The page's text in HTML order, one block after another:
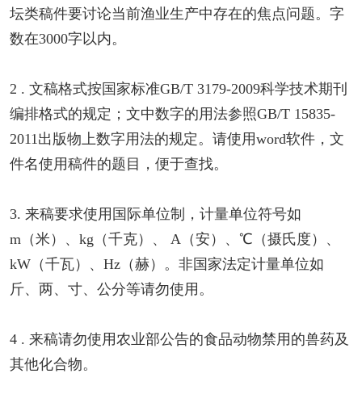
坛类稿件要讨论当前渔业生产中存在的焦点问题。字
数在3000字以内。
2 . 文稿格式按国家标准GB/T 3179-2009科学技术期刊
编排格式的规定；文中数字的用法参照GB/T 15835-
2011出版物上数字用法的规定。请使用word软件，文
件名使用稿件的题目，便于查找。
3. 来稿要求使用国际单位制，计量单位符号如
m（米）、kg（千克）、 A（安）、℃（摄氏度）、
kW（千瓦）、Hz（赫）。非国家法定计量单位如
斤、两、寸、公分等请勿使用。
4 . 来稿请勿使用农业部公告的食品动物禁用的兽药及
其他化合物。